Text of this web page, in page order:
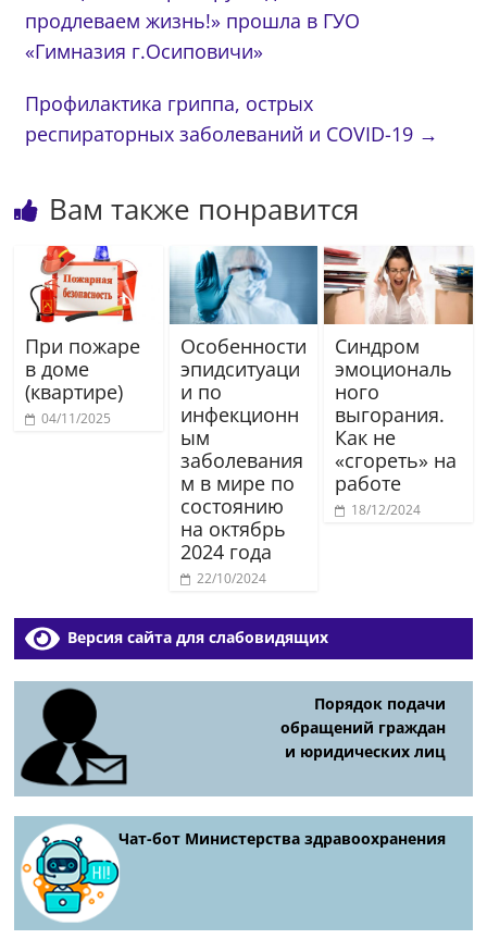
продлеваем жизнь!» прошла в ГУО
«Гимназия г.Осиповичи»
Профилактика гриппа, острых
респираторных заболеваний и COVID-19 →
Вам также понравится
При пожаре
в доме
(квартире)
04/11/2025
Особенности
эпидситуаци
и по
инфекционн
ым
заболевания
м в мире по
состоянию
на октябрь
2024 года
22/10/2024
Синдром
эмоциональ
ного
выгорания.
Как не
«сгореть» на
работе
18/12/2024
Версия сайта для слабовидящих
Порядок подачи
обращений граждан
и юридических лиц
Чат-бот Министерства здравоохранения